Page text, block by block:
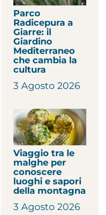
Parco
Radicepura a
Giarre: il
Giardino
Mediterraneo
che cambia la
cultura
3 Agosto 2026
Viaggio tra le
malghe per
conoscere
luoghi e sapori
della montagna
3 Agosto 2026